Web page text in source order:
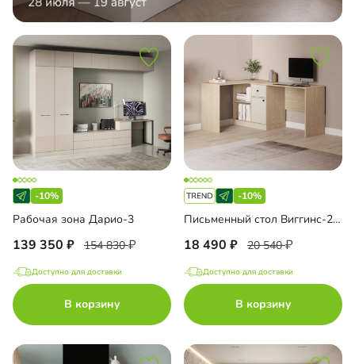
-10%
Рабочая зона Дарио-3
139 350 154 830
Доступно для доставки
В корзину
-10%
Письменный стол Виггинс-2 угловой
18 490 20 540
Доступно для доставки
В корзину